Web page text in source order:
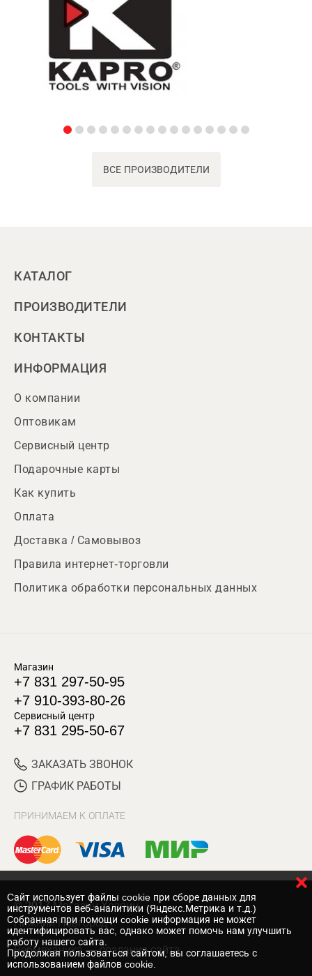
ВСЕ ПРОИЗВОДИТЕЛИ
КАТАЛОГ
ПРОИЗВОДИТЕЛИ
КОНТАКТЫ
ИНФОРМАЦИЯ
О компании
Оптовикам
Сервисный центр
Подарочные карты
Как купить
Оплата
Доставка / Самовывоз
Правила интернет-торговли
Политика обработки персональных данных
Магазин
+7 831 297-50-95
+7 910-393-80-26
Сервисный центр
+7 831 295-50-67
ЗАКАЗАТЬ ЗВОНОК
ГРАФИК РАБОТЫ
ПРИНИМАЕМ К ОПЛАТЕ
© 2017 Магазин Хозяин
Нижний Новгород
Вебмеханика — создание сайта
Cайт использует файлы cookie при сборе данных для
инструментов веб-аналитики (Яндекс.Метрика и т.д.)
Собранная при помощи cookie информация не может
идентифицировать вас, однако может помочь нам улучшить
работу нашего сайта.
Продолжая пользоваться сайтом, вы соглашаетесь с
использованием файлов cookie.